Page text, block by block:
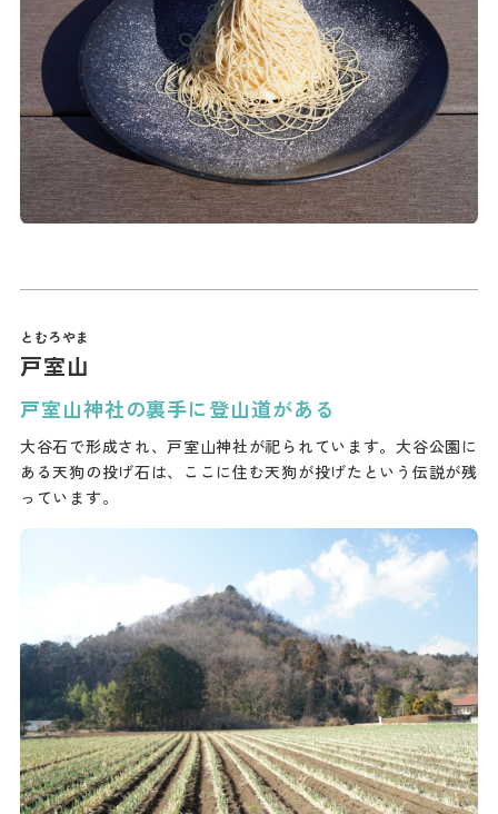
戸室山
戸室山神社の裏手に登山道がある
大谷石で形成され、戸室山神社が祀られています。大谷公園に
ある天狗の投げ石は、ここに住む天狗が投げたという伝説が残
っています。